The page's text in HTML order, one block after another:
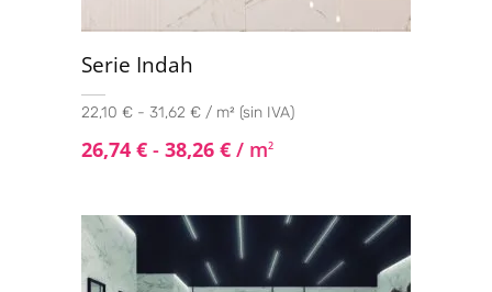
Serie Indah
22,10 € - 31,62 € / m² (sin IVA)
26,74 € - 38,26 € / m2